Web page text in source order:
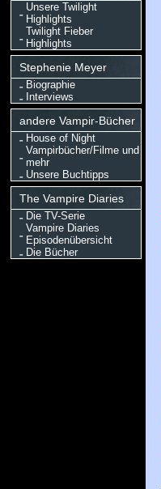
Unsere Twilight
Highlights
Twilight Fieber
Highlights
Stephenie Meyer
Biographie
Interviews
andere Vampir-Bücher
House of Night
Vampirbücher/Filme und
mehr
Unsere Buchtipps
The Vampire Diaries
Die TV-Serie
Vampire Diaries
Episodenübersicht
Die Bücher